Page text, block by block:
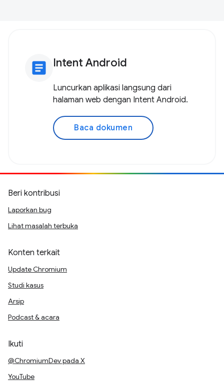
article Intent Android
Luncurkan aplikasi langsung dari
halaman web dengan Intent Android.
Baca dokumen
Beri kontribusi
Laporkan bug
Lihat masalah terbuka
Konten terkait
Update Chromium
Studi kasus
Arsip
Podcast & acara
Ikuti
@ChromiumDev pada X
YouTube